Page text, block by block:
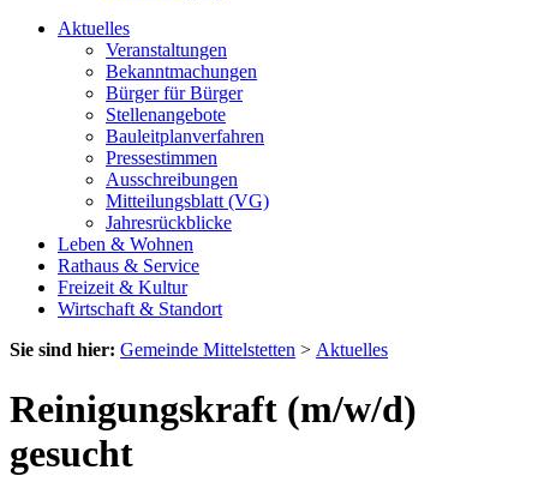
Aktuelles
Veranstaltungen
Bekanntmachungen
Bürger für Bürger
Stellenangebote
Bauleitplanverfahren
Pressestimmen
Ausschreibungen
Mitteilungsblatt (VG)
Jahresrückblicke
Leben & Wohnen
Rathaus & Service
Freizeit & Kultur
Wirtschaft & Standort
Sie sind hier: Gemeinde Mittelstetten > Aktuelles
Reinigungskraft (m/w/d)
gesucht